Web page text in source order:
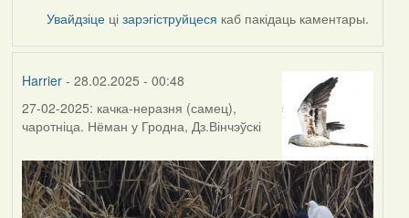
Увайдзіце цізарэгіструйцеся каб пакідаць каментары.
Harrier- 28.02.2025 - 00:48
27-02-2025: качка-неразня (самец),
чаротніца. Нёман у Гродна, Дз.Вінчэўскі